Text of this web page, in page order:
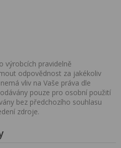
výrobcích pravidelně
odpovědnost za jakékoliv
vliv na Vaše práva dle
pouze pro osobní použití
bez předchozího souhlasu
zdroje.